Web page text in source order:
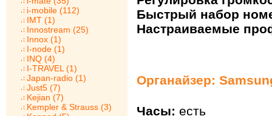
i-mobile (112)
IMT (1)
Innostream (25)
Innox (1)
I-node (1)
INQ (4)
I-TRAVEL (1)
Japan-radio (1)
Just5 (7)
Kejian (7)
Kempler & Strauss (3)
Быстрый набор
Настраиваемые
Органайзер:
Часы: есть